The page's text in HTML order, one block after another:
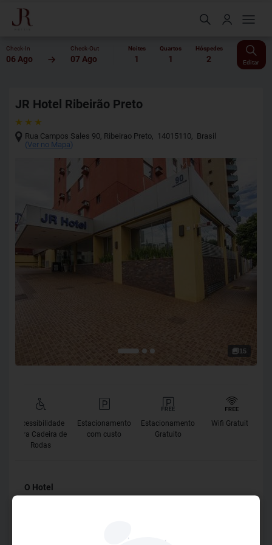
Check-In
06 Ago
Check-Out
07 Ago
Noites
1
Quartos
1
Hóspedes
2 Editar
JR Hotel Ribeirão Preto
Rua Campos Sales 90, Ribeirao Preto, 14015110, Brasil
(Ver no Mapa)
15
Acessibilidade
para Cadeira de
Rodas
Estacionamento
com custo
Estacionamento
Gratuito
Wifi Gratuito
O Hotel